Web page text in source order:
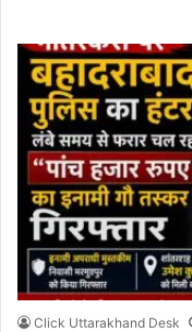
Click Uttarakhand Desk